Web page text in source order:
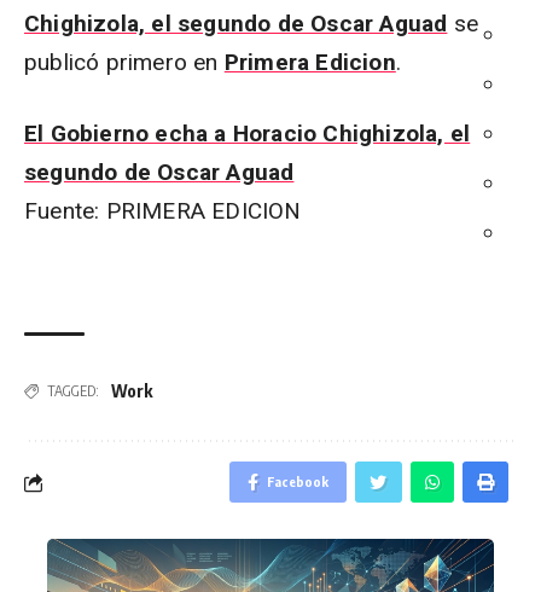
Chighizola, el segundo de Oscar Aguad se
publicó primero en Primera Edicion.
El Gobierno echa a Horacio Chighizola, el
segundo de Oscar Aguad
Fuente: PRIMERA EDICION
TAGGED: Work
Facebook